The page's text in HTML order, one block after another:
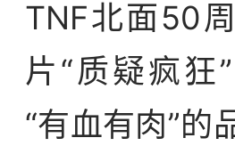
TNF北面50
片“质疑疯狂
“有血有肉”的